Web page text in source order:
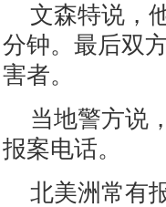
文森特说，
分钟。最后双
害者。
当地警方说
报案电话。
北美洲常有